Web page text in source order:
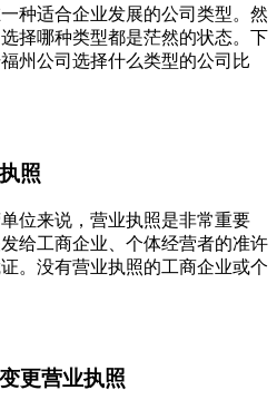
种适合企业发展的公司类型。然
择哪种类型都是茫然的状态。下
州公司选择什么类型的公司比
照
位来说，营业执照是非常重要
给工商企业、个体经营者的准许
。没有营业执照的工商企业或个
更营业执照